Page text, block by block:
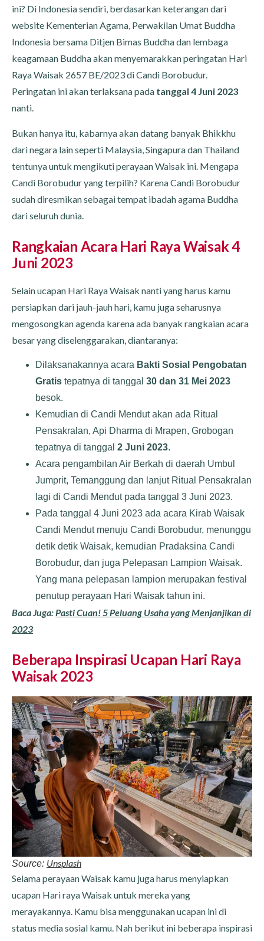
ini? Di Indonesia sendiri, berdasarkan keterangan dari
website Kementerian Agama, Perwakilan Umat Buddha
Indonesia bersama Ditjen Bimas Buddha dan lembaga
keagamaan Buddha akan menyemarakkan peringatan Hari
Raya Waisak 2657 BE/2023 di Candi Borobudur.
Peringatan ini akan terlaksana pada tanggal 4 Juni 2023
nanti.
Bukan hanya itu, kabarnya akan datang banyak Bhikkhu
dari negara lain seperti Malaysia, Singapura dan Thailand
tentunya untuk mengikuti perayaan Waisak ini. Mengapa
Candi Borobudur yang terpilih? Karena Candi Borobudur
sudah diresmikan sebagai tempat ibadah agama Buddha
dari seluruh dunia.
Rangkaian Acara Hari Raya Waisak 4
Juni 2023
Selain ucapan Hari Raya Waisak nanti yang harus kamu
persiapkan dari jauh-jauh hari, kamu juga seharusnya
mengosongkan agenda karena ada banyak rangkaian acara
besar yang diselenggarakan, diantaranya:
Dilaksanakannya acara Bakti Sosial Pengobatan
Gratis tepatnya di tanggal 30 dan 31 Mei 2023
besok.
Kemudian di Candi Mendut akan ada Ritual
Pensakralan, Api Dharma di Mrapen, Grobogan
tepatnya di tanggal 2 Juni 2023.
Acara pengambilan Air Berkah di daerah Umbul
Jumprit, Temanggung dan lanjut Ritual Pensakralan
lagi di Candi Mendut pada tanggal 3 Juni 2023.
Pada tanggal 4 Juni 2023 ada acara Kirab Waisak
Candi Mendut menuju Candi Borobudur, menunggu
detik detik Waisak, kemudian Pradaksina Candi
Borobudur, dan juga Pelepasan Lampion Waisak.
Yang mana pelepasan lampion merupakan festival
penutup perayaan Hari Waisak tahun ini.
Baca Juga:Pasti Cuan! 5 Peluang Usaha yang Menjanjikan di
2023
Beberapa Inspirasi Ucapan Hari Raya
Waisak 2023
Source: Unsplash
Selama perayaan Waisak kamu juga harus menyiapkan
ucapan Hari raya Waisak untuk mereka yang
merayakannya. Kamu bisa menggunakan ucapan ini di
status media sosial kamu. Nah berikut ini beberapa inspirasi